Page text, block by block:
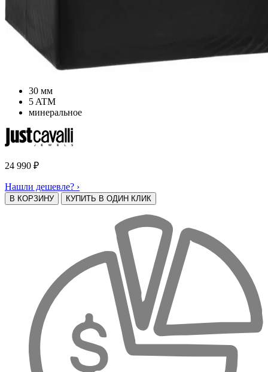
30 мм
5 ATM
минеральное
24 990 ₽
Нашли дешевле? ›
В КОРЗИНУ КУПИТЬ В ОДИН КЛИК